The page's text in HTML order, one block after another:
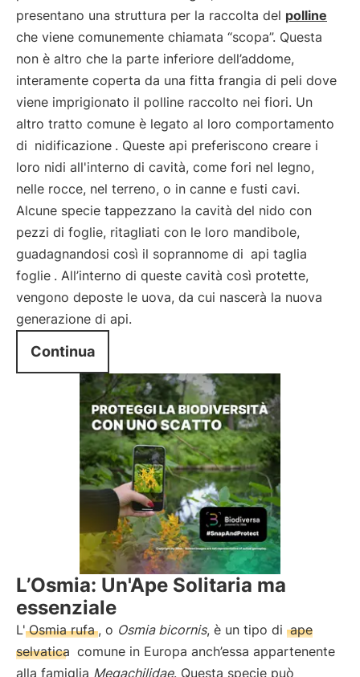
presentano una struttura per la raccolta del polline
che viene comunemente chiamata “scopa”. Questa
non è altro che la parte inferiore dell’addome,
interamente coperta da una fitta frangia di peli dove
viene imprigionato il polline raccolto nei fiori. Un
altro tratto comune è legato al loro comportamento
di nidificazione . Queste api preferiscono creare i
loro nidi all'interno di cavità, come fori nel legno,
nelle rocce, nel terreno, o in canne e fusti cavi.
Alcune specie tappezzano la cavità del nido con
pezzi di foglie, ritagliati con le loro mandibole,
guadagnandosi così il soprannome di api taglia
foglie . All’interno di queste cavità così protette,
vengono deposte le uova, da cui nascerà la nuova
generazione di api.
Continua
L’Osmia: Un'Ape Solitaria ma
essenziale
L' Osmia rufa , o Osmia bicornis, è un tipo di ape
selvatica comune in Europa anch’essa appartenente
alla famiglia Megachilidae. Questa specie può